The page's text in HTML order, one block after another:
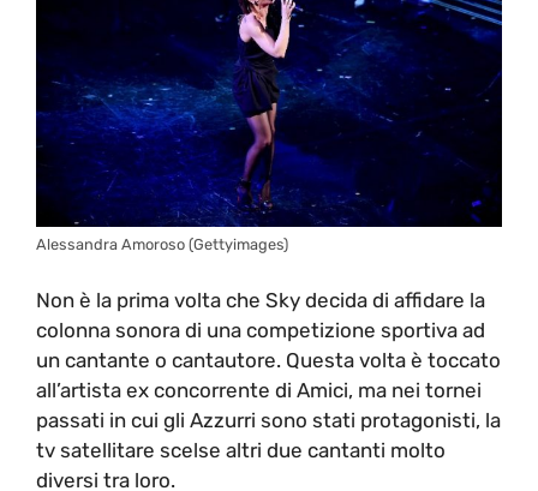
Alessandra Amoroso (Gettyimages)
Non è la prima volta che Sky decida di affidare la
colonna sonora di una competizione sportiva ad
un cantante o cantautore. Questa volta è toccato
all’artista ex concorrente di Amici, ma nei tornei
passati in cui gli Azzurri sono stati protagonisti, la
tv satellitare scelse altri due cantanti molto
diversi tra loro.